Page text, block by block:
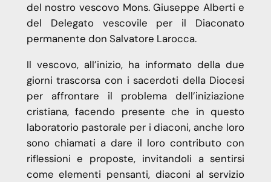
del nostro vescovo Mons. Giuseppe Alberti e
del Delegato vescovile per il Diaconato
permanente don Salvatore Larocca.
Il vescovo, all’inizio, ha informato della due
giorni trascorsa con i sacerdoti della Diocesi
per affrontare il problema dell’iniziazione
cristiana, facendo presente che in questo
laboratorio pastorale per i diaconi, anche loro
sono chiamati a dare il loro contributo con
riflessioni e proposte, invitandoli a sentirsi
come elementi pensanti, diaconi al servizio